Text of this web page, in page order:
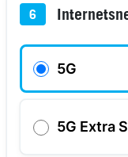
6
5G
5G Extra